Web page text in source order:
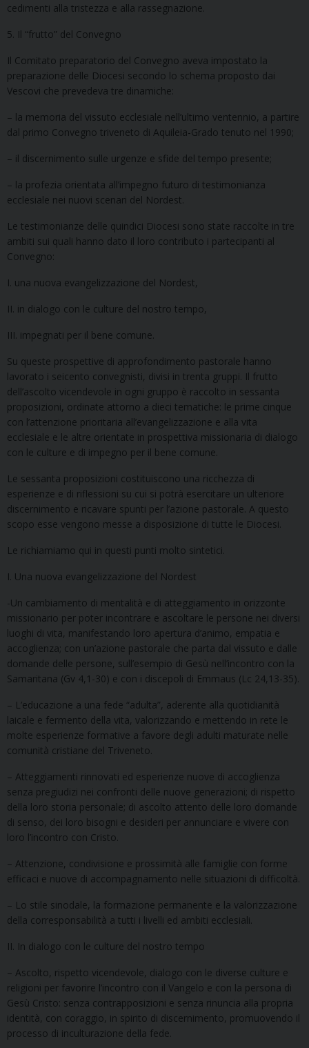
cedimenti alla tristezza e alla rassegnazione.
5. Il “frutto” del Convegno
Il Comitato preparatorio del Convegno aveva impostato la
preparazione delle Diocesi secondo lo schema proposto dai
Vescovi che prevedeva tre dinamiche:
– la memoria del vissuto ecclesiale nell’ultimo ventennio, a partire
dal primo Convegno triveneto di Aquileia-Grado tenuto nel 1990;
– il discernimento sulle urgenze e sfide del tempo presente;
– la profezia orientata all’impegno futuro di testimonianza
ecclesiale nei nuovi scenari del Nordest.
Le testimonianze delle quindici Diocesi sono state raccolte in tre
ambiti sui quali hanno dato il loro contributo i partecipanti al
Convegno:
I. una nuova evangelizzazione del Nordest,
II. in dialogo con le culture del nostro tempo,
III. impegnati per il bene comune.
Su queste prospettive di approfondimento pastorale hanno
lavorato i seicento convegnisti, divisi in trenta gruppi. Il frutto
dell’ascolto vicendevole in ogni gruppo è raccolto in sessanta
proposizioni, ordinate attorno a dieci tematiche: le prime cinque
con l’attenzione prioritaria all’evangelizzazione e alla vita
ecclesiale e le altre orientate in prospettiva missionaria di dialogo
con le culture e di impegno per il bene comune.
Le sessanta proposizioni costituiscono una ricchezza di
esperienze e di riflessioni su cui si potrà esercitare un ulteriore
discernimento e ricavare spunti per l’azione pastorale. A questo
scopo esse vengono messe a disposizione di tutte le Diocesi.
Le richiamiamo qui in questi punti molto sintetici.
I. Una nuova evangelizzazione del Nordest
-Un cambiamento di mentalità e di atteggiamento in orizzonte
missionario per poter incontrare e ascoltare le persone nei diversi
luoghi di vita, manifestando loro apertura d’animo, empatia e
accoglienza; con un’azione pastorale che parta dal vissuto e dalle
domande delle persone, sull’esempio di Gesù nell’incontro con la
Samaritana (Gv 4,1-30) e con i discepoli di Emmaus (Lc 24,13-35).
– L’educazione a una fede “adulta”, aderente alla quotidianità
laicale e fermento della vita, valorizzando e mettendo in rete le
molte esperienze formative a favore degli adulti maturate nelle
comunità cristiane del Triveneto.
– Atteggiamenti rinnovati ed esperienze nuove di accoglienza
senza pregiudizi nei confronti delle nuove generazioni; di rispetto
della loro storia personale; di ascolto attento delle loro domande
di senso, dei loro bisogni e desideri per annunciare e vivere con
loro l’incontro con Cristo.
– Attenzione, condivisione e prossimità alle famiglie con forme
efficaci e nuove di accompagnamento nelle situazioni di difficoltà.
– Lo stile sinodale, la formazione permanente e la valorizzazione
della corresponsabilità a tutti i livelli ed ambiti ecclesiali.
II. In dialogo con le culture del nostro tempo
– Ascolto, rispetto vicendevole, dialogo con le diverse culture e
religioni per favorire l’incontro con il Vangelo e con la persona di
Gesù Cristo: senza contrapposizioni e senza rinuncia alla propria
identità, con coraggio, in spirito di discernimento, promuovendo il
processo di inculturazione della fede.